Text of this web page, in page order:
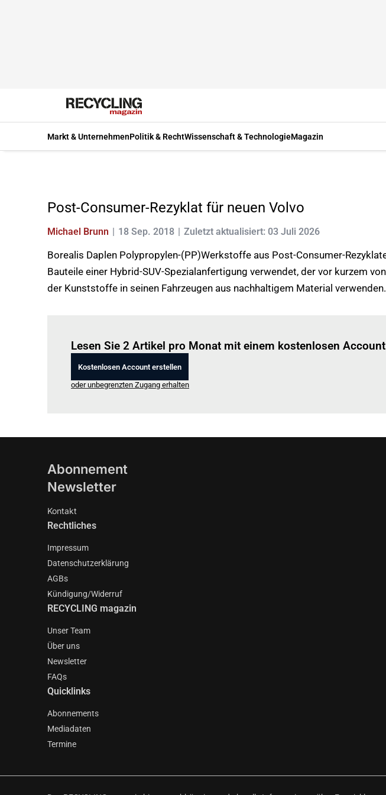
Markt & UnternehmenPolitik & RechtWissenschaft & TechnologieMagazin
Post-Consumer-Rezyklat für neuen Volvo
Michael Brunn 18 Sep. 2018 Zuletzt aktualisiert: 03 Juli 2026
Borealis Daplen Polypropylen-(PP)Werkstoffe aus Post-Consumer-
Bauteile einer Hybrid-SUV-Spezialanfertigung verwendet, der vor kurzem
der Kunststoffe in seinen Fahrzeugen aus nachhaltigem Material verwenden.
Lesen Sie 2 Artikel pro Monat mit einem kostenlosen Account
Kostenlosen Account erstellen
oder unbegrenzten Zugang erhalten
Abonnement
Newsletter
Kontakt
Rechtliches
Impressum
Datenschutzerklärung
AGBs
Kündigung/Widerruf
RECYCLING magazin
Unser Team
Über uns
Newsletter
FAQs
Quicklinks
Abonnements
Mediadaten
Termine